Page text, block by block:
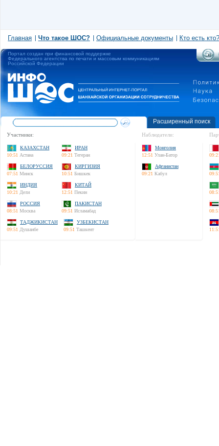
Главная Что такое ШОС? Официальные документы Кто есть кто?
Портал создан при финансовой поддержке
Федерального агентства по печати и массовым коммуникациям
Российской Федерации
Расширенный поиск
Участники:
КАЗАХСТАН
10:51 Астана
ИРАН
09:21 Тегеран
БЕЛОРУССИЯ
07:51 Минск
КИРГИЗИЯ
10:51 Бишкек
ИНДИЯ
10:21 Дели
КИТАЙ
12:51 Пекин
РОССИЯ
08:51 Москва
ПАКИСТАН
09:51 Исламабад
ТАДЖИКИСТАН
09:51 Душанбе
УЗБЕКИСТАН
09:51 Ташкент
Наблюдатели:
Монголия
12:51 Улан-Батор
Афганистан
09:21 Кабул